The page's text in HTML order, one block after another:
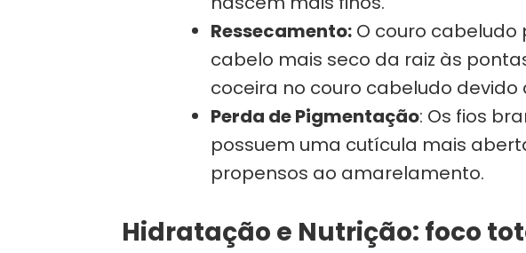
Ressecamento: O couro cabeludo
cabelo mais seco da raiz às
coceira no couro cabeludo
Perda de Pigmentação: Os fios
possuem uma cutícula mais
propensos ao amarelamento.
Hidratação e Nutrição: foco